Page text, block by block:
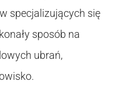
specjalizujących się
sposób na
ubrań,